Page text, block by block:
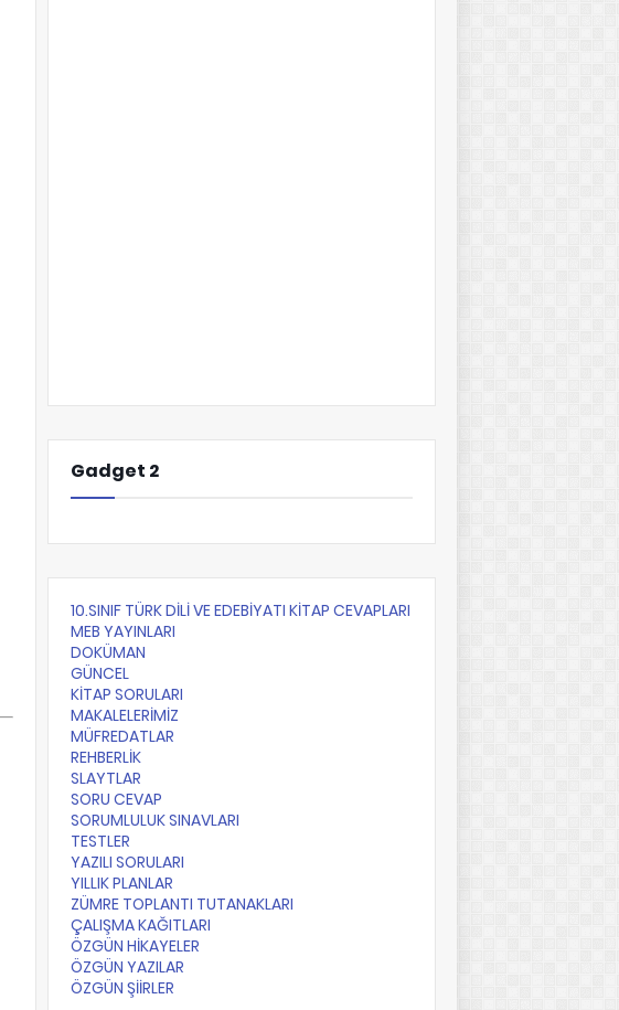
Gadget 2
10.SINIF TÜRK DİLİ VE EDEBİYATI KİTAP CEVAPLARI
MEB YAYINLARI
DOKÜMAN
GÜNCEL
KİTAP SORULARI
MAKALELERİMİZ
MÜFREDATLAR
REHBERLİK
SLAYTLAR
SORU CEVAP
SORUMLULUK SINAVLARI
TESTLER
YAZILI SORULARI
YILLIK PLANLAR
ZÜMRE TOPLANTI TUTANAKLARI
ÇALIŞMA KAĞITLARI
ÖZGÜN HİKAYELER
ÖZGÜN YAZILAR
ÖZGÜN ŞİİRLER